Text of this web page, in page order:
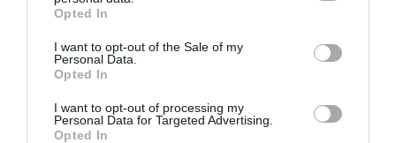
Opted In
I want to opt-out of the Sale of my
Personal Data.
Opted In
I want to opt-out of processing my
Personal Data for Targeted Advertising.
Opted In
Γίνε Συνδρομητής
Βρες το RUNNER!